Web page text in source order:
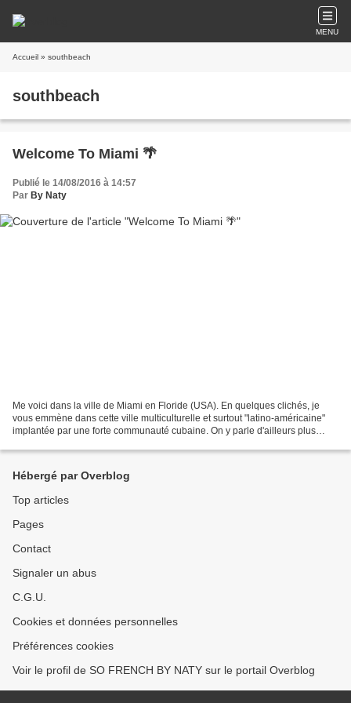
MENU
Accueil » southbeach
southbeach
Welcome To Miami 🌴
Publié le 14/08/2016 à 14:57
Par By Naty
Me voici dans la ville de Miami en Floride (USA). En quelques clichés, je
vous emmène dans cette ville multiculturelle et surtout "latino-américaine"
implantée par une forte communauté cubaine. On y parle d'ailleurs plus
Hébergé par Overblog
Top articles
Pages
Contact
Signaler un abus
C.G.U.
Cookies et données personnelles
Préférences cookies
Voir le profil de SO FRENCH BY NATY sur le portail Overblog